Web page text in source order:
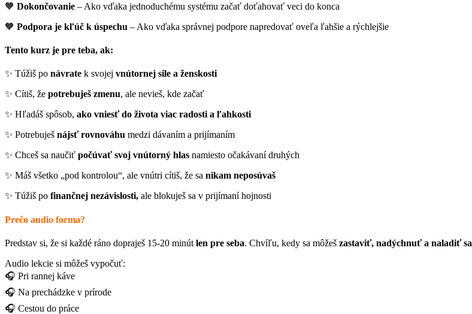
🧡 Dokončovanie – Ako vďaka jednoduchému systému začať doťahovať veci do konca
🧡 Podpora je kľúč k úspechu – Ako vďaka správnej podpore napredovať oveľa ľahšie a rýchlejšie
Tento kurz je pre teba, ak:
✨ Túžiš po návrate k svojej vnútornej sile a ženskosti
✨ Cítiš, že potrebuješ zmenu, ale nevieš, kde začať
✨ Hľadáš spôsob, ako vniesť do života viac radosti a ľahkosti
✨ Potrebuješ nájsť rovnováhu medzi dávaním a prijímaním
✨ Chceš sa naučiť počúvať svoj vnútorný hlas namiesto očakávaní druhých
✨ Máš všetko „pod kontrolou“, ale vnútri cítiš, že sa nikam neposúvaš
✨ Túžiš po finančnej nezávislosti, ale blokuješ sa v prijímaní hojnosti
Prečo audio forma?
Predstav si, že si každé ráno dopraješ 15-20 minút len pre seba. Chvíľu, kedy sa môžeš zastaviť, nadýchnuť a naladiť sa
Audio lekcie si môžeš vypočuť:
🎧 Pri rannej káve
🎧 Na prechádzke v prírode
🎧 Cestou do práce